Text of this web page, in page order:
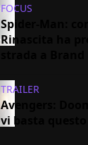
FOCUS
Spider-Man:
Rinascita ha
TRAILER
Avengers:
vi basta questo